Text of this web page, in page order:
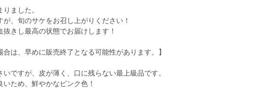
ました。
、旬のサケをお召し上がりください！
きし最高の状態でお届けします！
合は、早めに販売終了となる可能性があります。】
ですが、皮が薄く、口に残らない最上級品です。
ため、鮮やかなピンク色！